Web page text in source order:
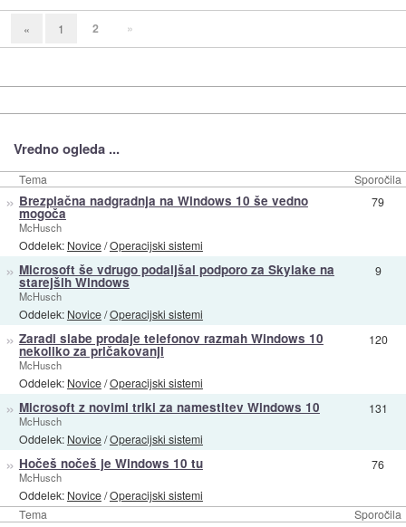
« 1 2 »
Vredno ogleda ...
Tema Sporočila
Tema Sporočila
» Brezplačna nadgradnja na Windows 10 še vedno
mogoča
McHusch
Oddelek: Novice/Operacijski sistemi
79
» Microsoft še vdrugo podaljšal podporo za Skylake na
starejših Windows
McHusch
Oddelek: Novice/Operacijski sistemi
9
» Zaradi slabe prodaje telefonov razmah Windows 10
nekoliko za pričakovanji
McHusch
Oddelek: Novice/Operacijski sistemi
120
» Microsoft z novimi triki za namestitev Windows 10
McHusch
Oddelek: Novice/Operacijski sistemi
131
» Hočeš nočeš je Windows 10 tu
McHusch
Oddelek: Novice/Operacijski sistemi
76